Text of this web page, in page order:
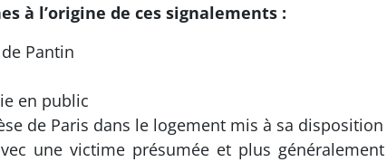
à l’origine de ces signalements :
Pantin
en public
de Paris dans le logement mis à sa
une victime présumée et plus